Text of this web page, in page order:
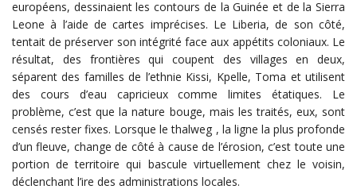
européens, dessinaient les contours de la Guinée et de la Sierra
Leone à l’aide de cartes imprécises. Le Liberia, de son côté,
tentait de préserver son intégrité face aux appétits coloniaux. Le
résultat, des frontières qui coupent des villages en deux,
séparent des familles de l’ethnie Kissi, Kpelle, Toma et utilisent
des cours d’eau capricieux comme limites étatiques. Le
problème, c’est que la nature bouge, mais les traités, eux, sont
censés rester fixes. Lorsque le thalweg , la ligne la plus profonde
d’un fleuve, change de côté à cause de l’érosion, c’est toute une
portion de territoire qui bascule virtuellement chez le voisin,
déclenchant l’ire des administrations locales.